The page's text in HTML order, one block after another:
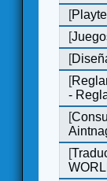
[
[
[
[
-
[
[